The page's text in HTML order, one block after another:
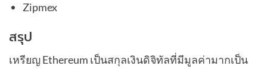
Zipmex
สรุป
เหรียญ Ethereum เป็นสกุลเงินดิจิทัลที่มีมูลค่ามากเป็น